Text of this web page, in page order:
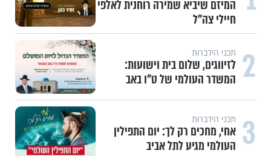
המיזם שיביא שמירה רוחנית לאלפי
חיילי צה"ל
2 תכני הידברות
לזיווגים, שלום בית וישועות:
המשדר העולמי של ט"ו באב
3 תכני הידברות
אחי, מחכים רק לך: יום התפילין
העולמי מגיע לתל אביב